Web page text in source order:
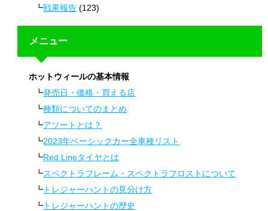
戦果報告 (123)
メニュー
ホットウィールの基本情報
発売日・価格・買える店
種類についてのまとめ
アソートとは？
2023年ベーシックカー全車種リスト
Red Lineタイヤとは
スペクトラフレーム・スペクトラフロストについて
トレジャーハントの見分け方
トレジャーハントの歴史